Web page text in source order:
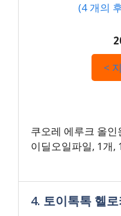
(4개의
<
쿠오레 에루크 올
이딜오일파일, 1개,
4. 토이톡톡 헬